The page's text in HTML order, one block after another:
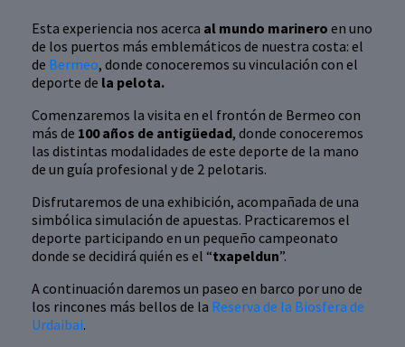
Esta experiencia nos acerca al mundo marineroen uno
de los puertos más emblemáticos de nuestra costa: el
de Bermeo, donde conoceremos su vinculación con el
deporte de la pelota.
Comenzaremos la visita en el frontón de Bermeo con
más de 100 años de antigüedad, donde conoceremos
las distintas modalidades de este deporte de la mano
de un guía profesional y de 2 pelotaris.
Disfrutaremos de una exhibición, acompañada de una
simbólica simulación de apuestas. Practicaremos el
deporte participando en un pequeño campeonato
donde se decidirá quién es el “txapeldun”.
A continuación daremos un paseo en barco por uno de
los rincones más bellos de la Reserva de la Biosfera de
Urdaibai.